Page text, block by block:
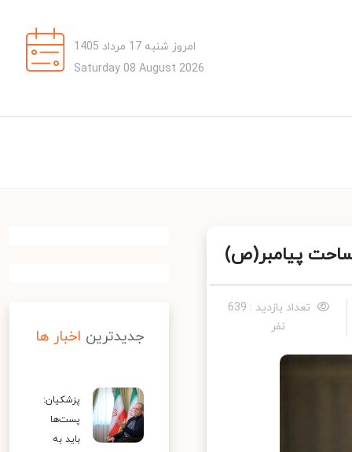
امروز شنبه 17 مرداد 1405
Saturday 08 August 2026
پیامبر(ص)
تعداد بازدید : 639
نفر
جدیدترین اخبار ها
پزشکیان:
پست‌ها
باید به